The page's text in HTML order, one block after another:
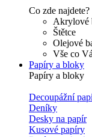
Co zde najdete?
Akrylové
Štětce
Olejové
Vše co
Papíry a bloky
Papíry a bloky
Decoupážní
Deníky
Desky na papír
Kusové papíry